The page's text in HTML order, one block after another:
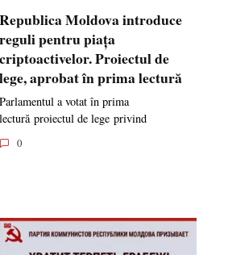
Republica Moldova introduce
reguli pentru piața
criptoactivelor. Proiectul de
lege, aprobat în prima lectură
Parlamentul a votat în prima
lectură proiectul de lege privind
0